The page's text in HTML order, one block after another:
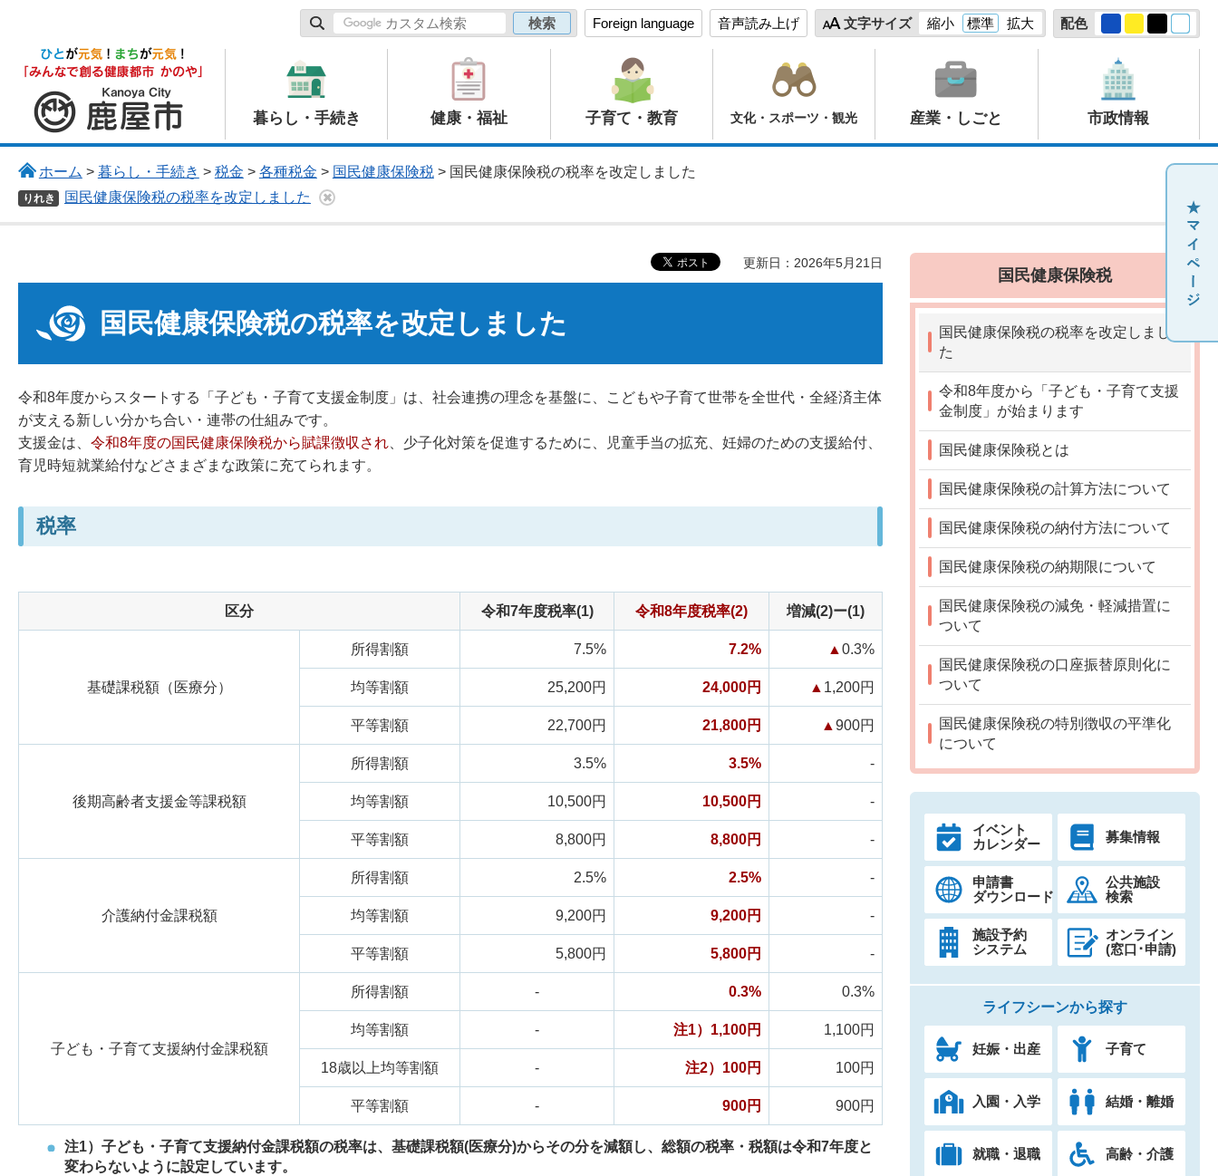
Foreign language 音声読み上げ 文字サイズ 縮小 標準 拡大 配色
鹿屋市
暮らし・手続き 健康・福祉 子育て・教育 文化・スポーツ・観光 産業・しごと 市政情報
ホーム > 暮らし・手続き > 税金 > 各種税金 > 国民健康保険税> 国民健康保険税の税率を改定しました
りれき 国民健康保険税の税率を改定しました
更新日：2026年5月21日
国民健康保険税の税率を改定しました
令和8年度からスタートする「子ども・子育て支援金制度」は、社会連携の理念を基盤に、こどもや子育て世帯を全世代・全経済主体
が支える新しい分かち合い・連帯の仕組みです。
支援金は、 令和8年度の国民健康保険税から賦課徴収され 、少子化対策を促進するために、児童手当の拡充、妊婦のための支援給付、
育児時短就業給付などさまざまな政策に充てられます。
税率
区分 令和7年度税率(1) 令和8年度税率(2) 増減(2)ー(1)
基礎課税額（医療分）
所得割額 7.5% 7.2% ▲ 0.3%
均等割額 25,200円 24,000円 ▲ 1,200円
平等割額 22,700円 21,800円 ▲ 900円
後期高齢者支援金等課税額
所得割額 3.5% 3.5% -
均等割額 10,500円 10,500円 -
平等割額 8,800円 8,800円 -
介護納付金課税額
所得割額 2.5% 2.5% -
均等割額 9,200円 9,200円 -
平等割額 5,800円 5,800円 -
子ども・子育て支援納付金課税額
所得割額 - 0.3% 0.3%
均等割額 - 注1）1,100円 1,100円
18歳以上均等割額 - 注2）100円 100円
平等割額 - 900円 900円
注1）子ども・子育て支援納付金課税額の税率は、基礎課税額(医療分)からその分を減額し、総額の税率・税額は令和7年度と
変わらないように設定しています。
国民健康保険税
国民健康保険税の税率を改定しまし
た
令和8年度から「子ども・子育て支援
金制度」が始まります
国民健康保険税とは
国民健康保険税の計算方法について
国民健康保険税の納付方法について
国民健康保険税の納期限について
国民健康保険税の減免・軽減措置に
ついて
国民健康保険税の口座振替原則化に
ついて
国民健康保険税の特別徴収の平準化
について
イベント
カレンダー
募集情報
申請書
ダウンロード
公共施設
検索
施設予約
システム
オンライン
(窓口･申請)
ライフシーンから探す
妊娠・出産 子育て
入園・入学 結婚・離婚
就職・退職 高齢・介護